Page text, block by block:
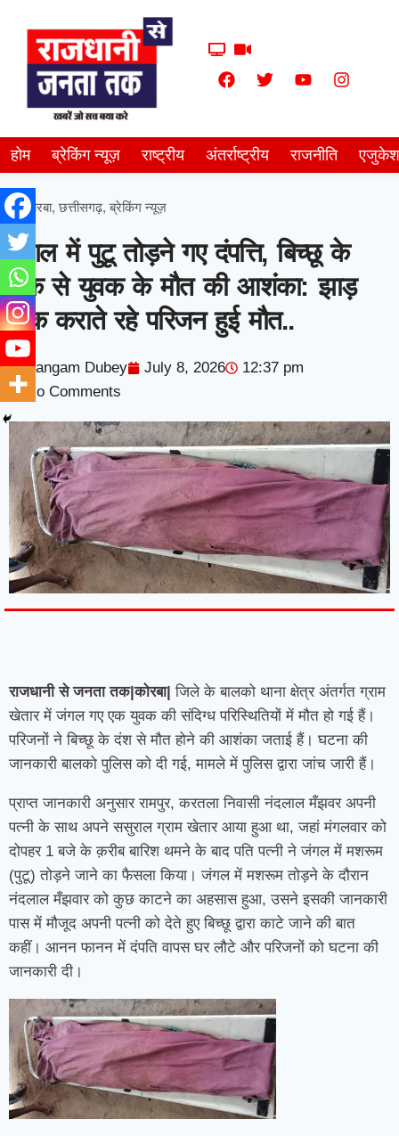
होम ब्रेकिंग न्यूज़ राष्ट्रीय अंतर्राष्ट्रीय राजनीति
कोरबा,छत्तीसगढ़,ब्रेकिंग न्यूज़
जंगल में पुटू तोड़ने गए दंपत्ति, बिच्छू के
डंक से युवक के मौत की आशंका: झाड़
फूंक कराते रहे परिजन हुई मौत..
Sangam Dubey July 8, 2026
12:37 pm
No Comments
राजधानी से जनता तक|कोरबा|जिले के बालको थाना क्षेत्र अंतर्गत ग्राम
खेतार में जंगल गए एक युवक की संदिग्ध परिस्थितियों में मौत हो गई हैं।
परिजनों ने बिच्छू के दंश से मौत होने की आशंका जताई हैं। घटना की
जानकारी बालको पुलिस को दी गई, मामले में पुलिस द्वारा जांच जारी हैं।
प्राप्त जानकारी अनुसार रामपुर, करतला निवासी नंदलाल मँझवर अपनी
पत्नी के साथ अपने ससुराल ग्राम खेतार आया हुआ था, जहां मंगलवार को
दोपहर 1 बजे के क़रीब बारिश थमने के बाद पति पत्नी ने जंगल में मशरूम
(पुटू) तोड़ने जाने का फैसला किया। जंगल में मशरूम तोड़ने के दौरान
नंदलाल मँझवार को कुछ काटने का अहसास हुआ, उसने इसकी जानकारी
पास में मौजूद अपनी पत्नी को देते हुए बिच्छू द्वारा काटे जाने की बात
कहीं। आनन फानन में दंपति वापस घर लौटे और परिजनों को घटना की
जानकारी दी।